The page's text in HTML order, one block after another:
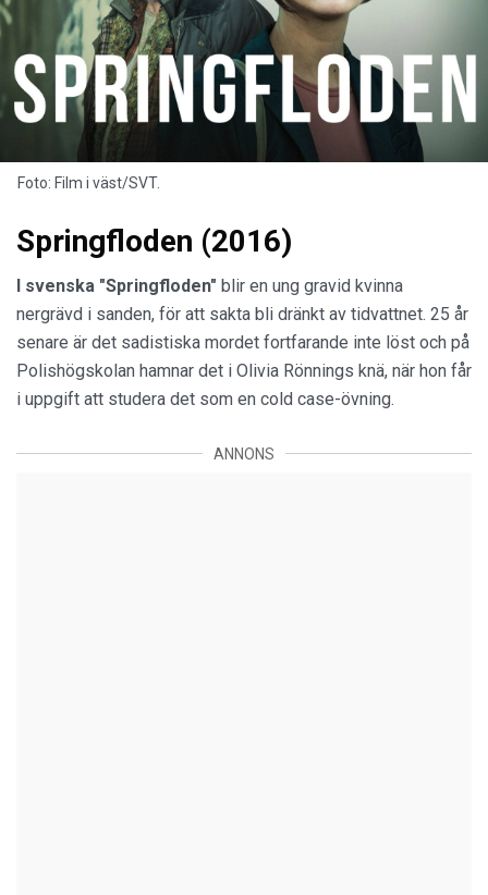
Foto: Film i väst/SVT.
Springfloden (2016)
I svenska "Springfloden" blir en ung gravid kvinna
nergrävd i sanden, för att sakta bli dränkt av tidvattnet. 25 år
senare är det sadistiska mordet fortfarande inte löst och på
Polishögskolan hamnar det i Olivia Rönnings knä, när hon får
i uppgift att studera det som en cold case-övning.
ANNONS